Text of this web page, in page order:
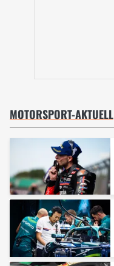
MOTORSPORT-AKTUELL